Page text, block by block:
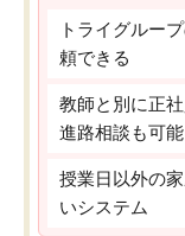
トライグルー
頼できる
教師と別に正
進路相談も可能
授業日以外の
いシステム